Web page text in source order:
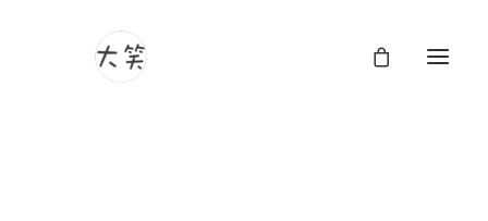
自然の抱擁：自然の中